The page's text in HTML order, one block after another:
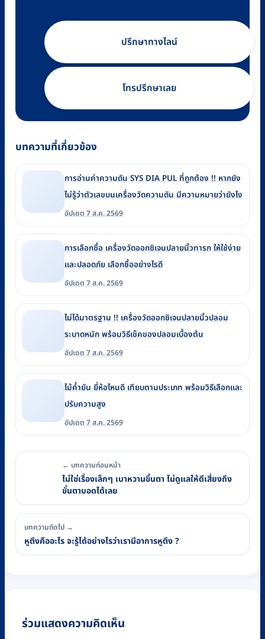
ปรึกษาทางไลน์
โทรปรึกษาเลย
บทความที่เกี่ยวข้อง
การอ่านค่าความดัน SYS DIA PUL ที่ถูกต้อง !! หากยัง
ไม่รู้ว่าตัวเลขบนเครื่องวัดความดัน มีความหมายว่ายังไง
อัปเดต 7 ส.ค. 2569
การเลือกซื้อ เครื่องวัดออกซิเจนปลายนิ้วทารก ให้ใช้ง่าย
และปลอดภัย เลือกซื้ออย่างไรดี
อัปเดต 7 ส.ค. 2569
ไม่ได้มาตรฐาน !! เครื่องวัดออกซิเจนปลายนิ้วปลอม
ระบาดหนัก พร้อมวิธีเช็คของปลอมเบื้องต้น
อัปเดต 7 ส.ค. 2569
ไม้ค้ำยัน ยี่ห้อไหนดี เทียบตามประเภท พร้อมวิธีเลือกและ
ปรับความสูง
อัปเดต 7 ส.ค. 2569
← บทความก่อนหน้า
ไม่ใช่เรื่องเล็กๆ เบาหวานขึ้นตา ไม่ดูแลให้ดีเสี่ยงถึง
ขั้นตาบอดได้เลย
บทความถัดไป →
หูตึงคืออะไร จะรู้ได้อย่างไรว่าเรามีอาการหูตึง ?
ร่วมแสดงความคิดเห็น